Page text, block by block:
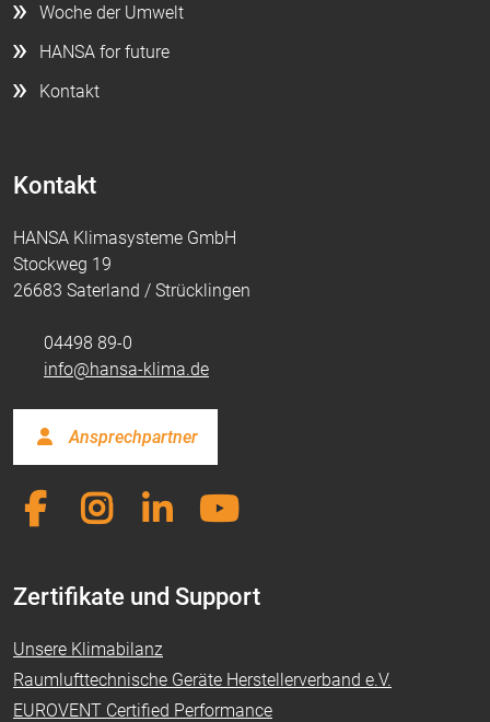
Woche der Umwelt
HANSA for future
Kontakt
Kontakt
HANSA Klimasysteme GmbH
Stockweg 19
26683 Saterland / Strücklingen
04498 89-0
info@hansa-klima.de
Ansprechpartner
Zertifikate und Support
Unsere Klimabilanz
Raumlufttechnische Geräte Herstellerverband e.V.
EUROVENT Certified Performance